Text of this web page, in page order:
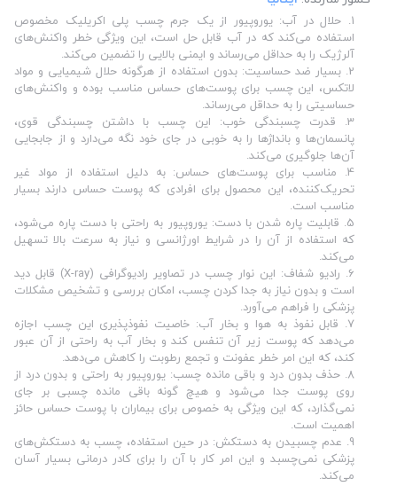
1. حلال در آب: یوروپیور از یک جرم چسب پلی اکریلیک مخصوص
استفاده می‌کند که در آب قابل حل است، این ویژگی خطر واکنش‌های
آلرژیک را به حداقل می‌رساند و ایمنی بالایی را تضمین می‌کند.
2. بسیار ضد حساسیت: بدون استفاده از هرگونه حلال شیمیایی و مواد
لاتکس، این چسب برای پوست‌های حساس مناسب بوده و واکنش‌های
حساسیتی را به حداقل می‌رساند.
3.
قدرت چسبندگی خوب: این چسب با داشتن چسبندگی قوی،
پانسمان‌ها و بانداژها را به خوبی در جای خود نگه می‌دارد و از جابجایی
آن‌ها جلوگیری می‌کند.
4. مناسب برای پوست‌های حساس: به دلیل استفاده از مواد غیر
تحریک‌کننده، این محصول برای افرادی که پوست حساس دارند بسیار
مناسب است.
5. قابلیت پاره شدن با دست: یوروپیور به راحتی با دست پاره می‌شود،
که استفاده از آن را در شرایط اورژانسی و نیاز به سرعت بالا تسهیل
می‌کند.
6. رادیو شفاف: این نوار چسب در تصاویر رادیوگرافی (X-ray)
قابل دید
است و بدون نیاز به جدا کردن چسب، امکان بررسی و تشخیص مشکلات
پزشکی را فراهم می‌آورد.
7. قابل نفوذ به هوا و بخار آب: خاصیت نفوذپذیری این چسب اجازه
می‌دهد که پوست زیر آن تنفس کند و بخار آب به راحتی از آن عبور
کند، که این امر خطر عفونت و تجمع رطوبت را کاهش می‌دهد.
8. حذف بدون درد و باقی مانده چسب: یوروپیور به راحتی و بدون درد از
روی پوست جدا می‌شود و هیچ گونه باقی مانده چسبی بر جای
نمی‌گذارد، که این ویژگی به خصوص برای بیماران با پوست حساس حائز
اهمیت است.
9. عدم چسبیدن به دستکش: در حین استفاده، چسب به دستکش‌های
پزشکی نمی‌چسبد و این امر کار با آن را برای کادر درمانی بسیار آسان
می‌کند.